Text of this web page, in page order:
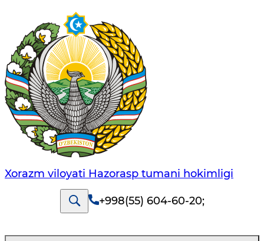
Xorazm viloyati Hazorasp tumani hokimligi
+998(55) 604-60-20;